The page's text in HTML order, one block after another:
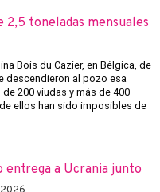
2,5 toneladas mensuales
Bois du Cazier, en Bélgica, de
descendieron al pozo esa
200 viudas y más de 400
ellos han sido imposibles de
entrega a Ucrania junto